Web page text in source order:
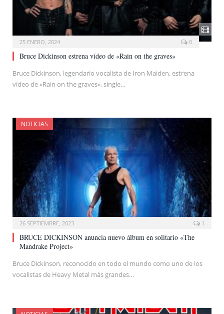
25 ENERO, 2024 0
Bruce Dickinson estrena vídeo de «Rain on the graves»
Bruce Dickinson, legendario vocalista de Iron Maiden, estrena
vídeo de «Rain on the graves», single…
NOTICIAS
26 SEPTIEMBRE, 2023 1
BRUCE DICKINSON anuncia nuevo álbum en solitario «The
Mandrake Project»
Bruce Dickinson, reconocido en todo el mundo como uno de los
vocalistas de Heavy Metal más grandes…